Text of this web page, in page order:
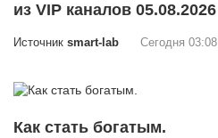
из VIP каналов 05.08.2026
Источник smart-lab Сегодня 03:08
Как стать богатым.